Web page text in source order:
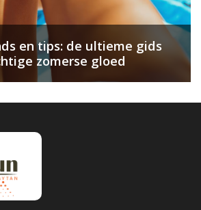
en tips: de ultieme gids
zomerse gloed